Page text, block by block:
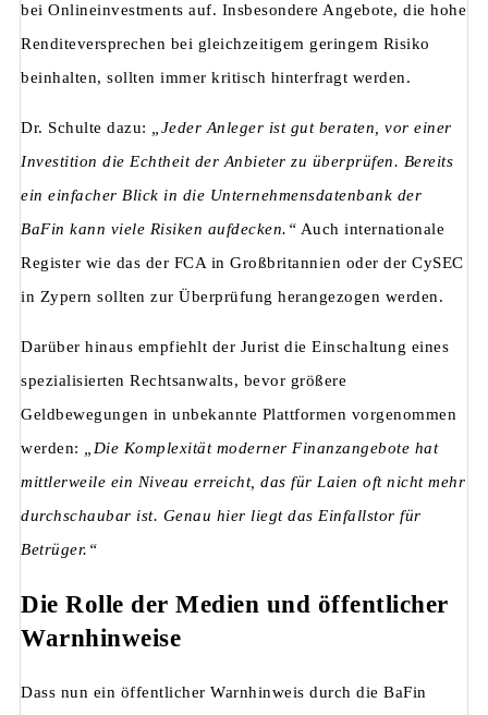
bei Onlineinvestments auf. Insbesondere Angebote, die hohe
Renditeversprechen bei gleichzeitigem geringem Risiko
beinhalten, sollten immer kritisch hinterfragt werden.
Dr. Schulte dazu: „Jeder Anleger ist gut beraten, vor einer
Investition die Echtheit der Anbieter zu überprüfen. Bereits
ein einfacher Blick in die Unternehmensdatenbank der
BaFin kann viele Risiken aufdecken.“ Auch internationale
Register wie das der FCA in Großbritannien oder der CySEC
in Zypern sollten zur Überprüfung herangezogen werden.
Darüber hinaus empfiehlt der Jurist die Einschaltung eines
spezialisierten Rechtsanwalts, bevor größere
Geldbewegungen in unbekannte Plattformen vorgenommen
werden: „Die Komplexität moderner Finanzangebote hat
mittlerweile ein Niveau erreicht, das für Laien oft nicht mehr
durchschaubar ist. Genau hier liegt das Einfallstor für
Betrüger.“
Die Rolle der Medien und öffentlicher
Warnhinweise
Dass nun ein öffentlicher Warnhinweis durch die BaFin